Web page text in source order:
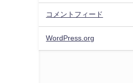
コメントフィード
WordPress.org